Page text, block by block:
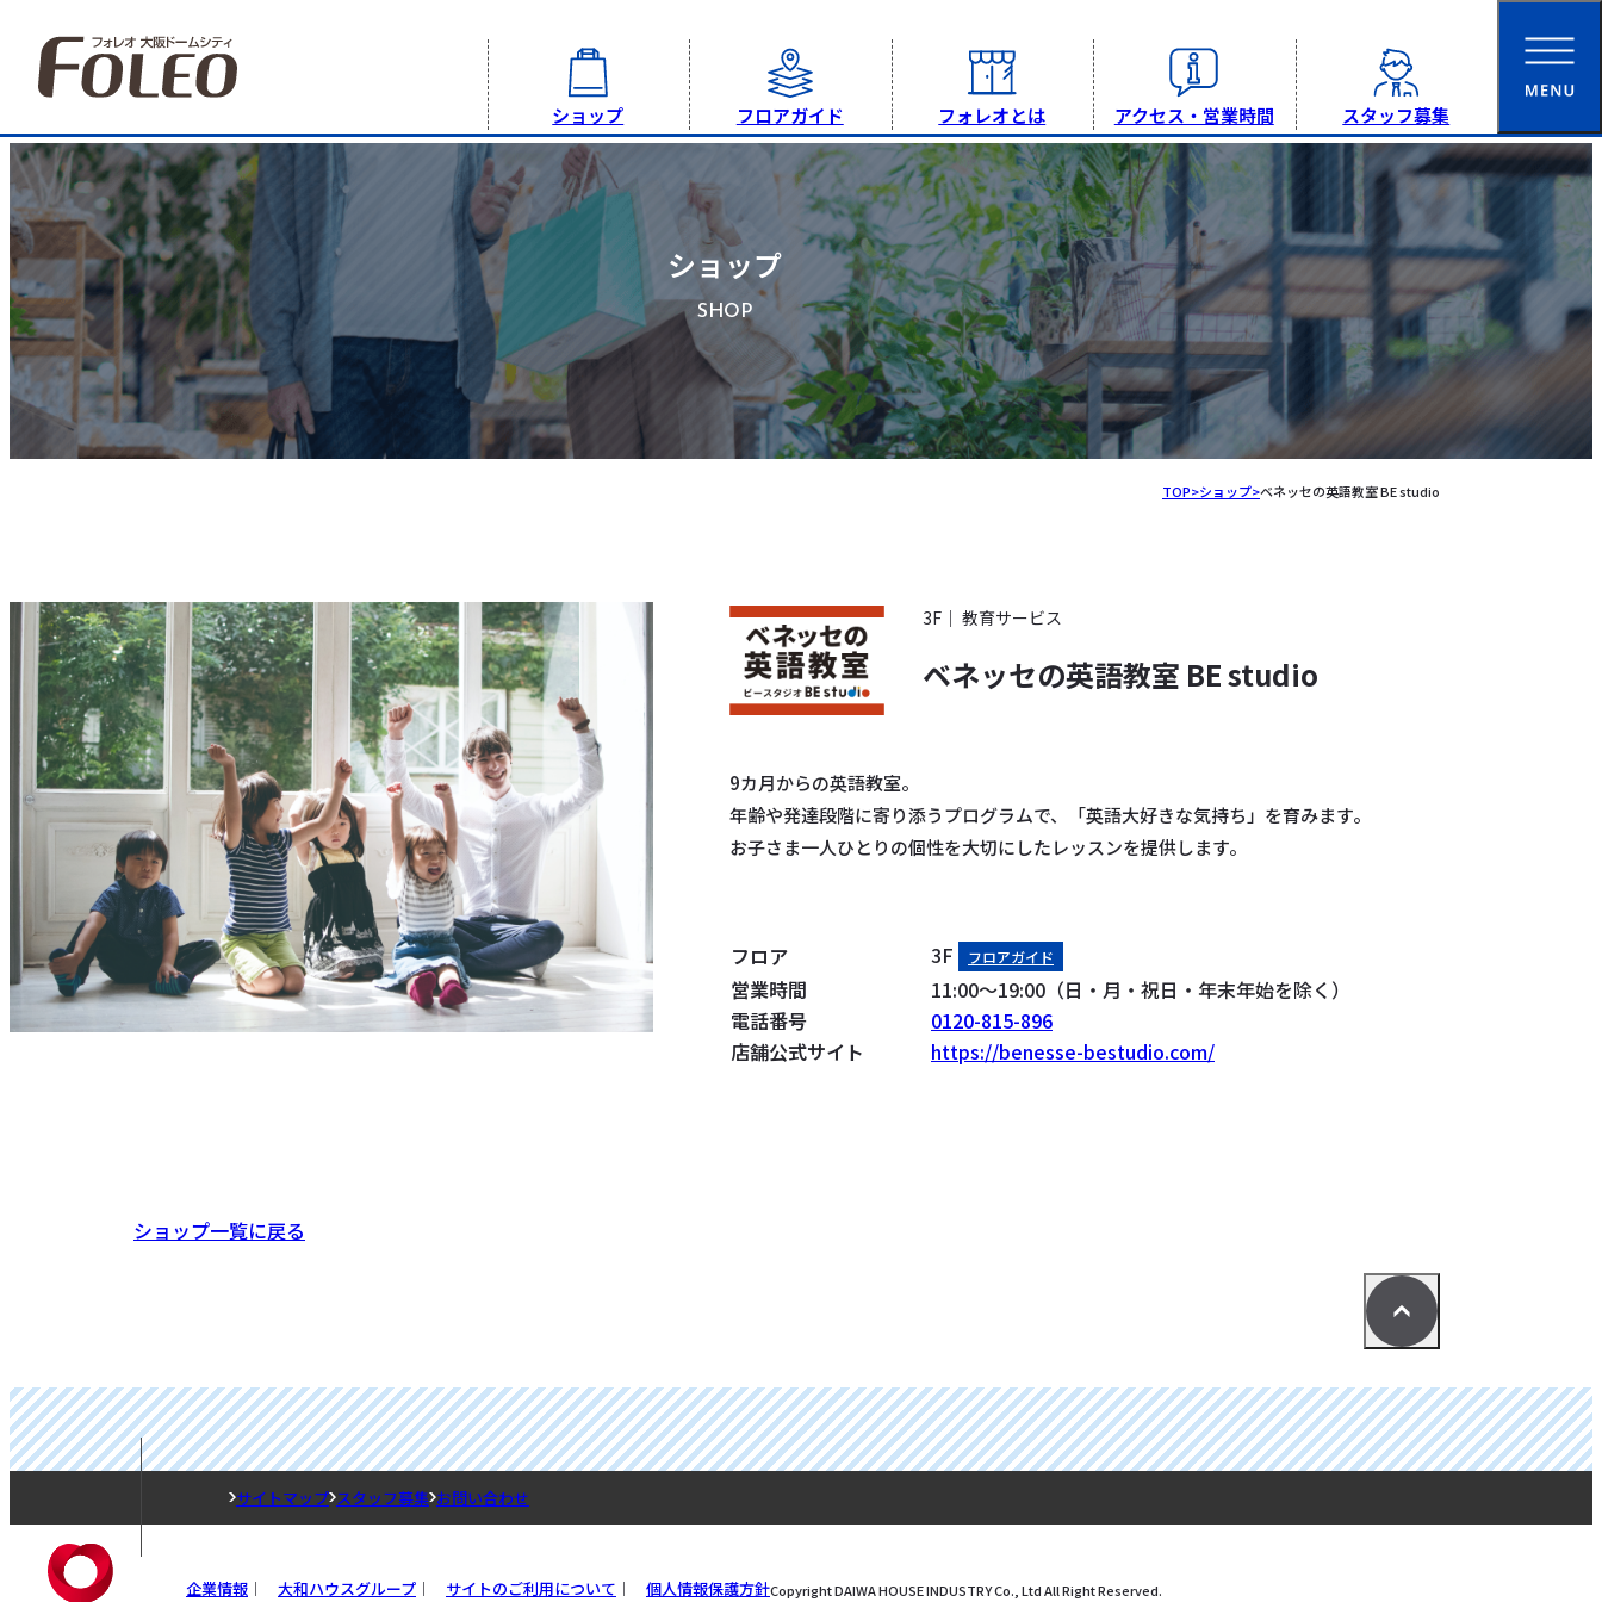
ショップ フロアガイド フォレオとは アクセス・営業時間 スタッフ募集
ショップ
TOP ショップ ベネッセの英語教室 BE studio
3F 教育サービス
ベネッセの英語教室 BE studio
9カ月からの英語教室。
年齢や発達段階に寄り添うプログラムで、「英語大好きな気持ち」を育みます。
お子さま一人ひとりの個性を大切にしたレッスンを提供します。
フロア 3F フロアガイド
営業時間
11:00〜19:00（日・月・祝日・年末年始を除く）
電話番号
0120-815-896
店舗公式サイト https://benesse-bestudio.com/
ショップ一覧に戻る
サイトマップ スタッフ募集 お問い合わせ
企業情報 大和ハウスグループ サイトのご利用について 個人情報保護方針Copyright DAIWA HOUSE INDUSTRY Co., Ltd All Right Reserved.
トップページ
フォレオとは